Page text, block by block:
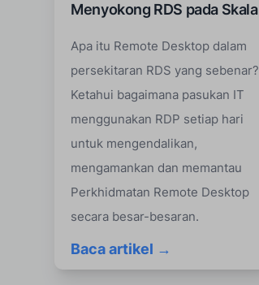
Menyokong RDS pada Skala
Apa itu Remote Desktop dalam
persekitaran RDS yang sebenar?
Ketahui bagaimana pasukan IT
menggunakan RDP setiap hari
untuk mengendalikan,
mengamankan dan memantau
Perkhidmatan Remote Desktop
secara besar-besaran.
Baca artikel →